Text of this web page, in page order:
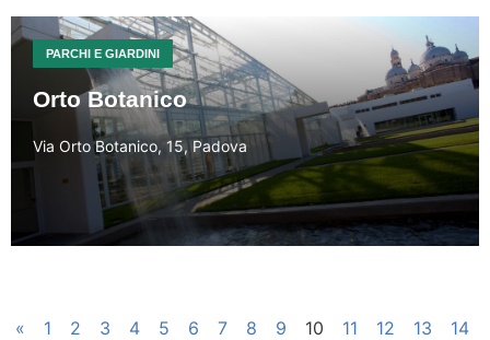
PARCHI E GIARDINI
Orto Botanico
Via Orto Botanico, 15, Padova
« 1 2 3 4 5 6 7 8 9 10 11 12 13 14